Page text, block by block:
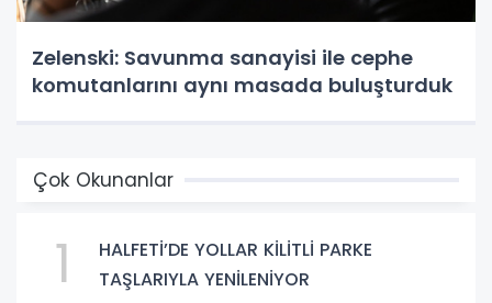
Zelenski: Savunma sanayisi ile cephe
komutanlarını aynı masada buluşturduk
Çok Okunanlar
1
HALFETİ’DE YOLLAR KİLİTLİ PARKE
TAŞLARIYLA YENİLENİYOR